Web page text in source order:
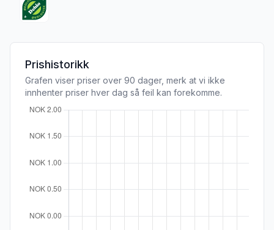
Prishistorikk
Grafen viser priser over 90 dager, merk at vi ikke
innhenter priser hver dag så feil kan forekomme.